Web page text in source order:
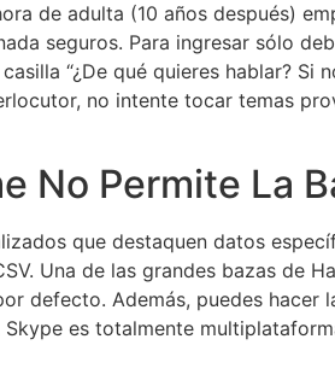
de adulta (10 años después)
seguros. Para ingresar sólo
“¿De qué quieres hablar? Si
no intente tocar temas
No Permite La
que destaquen datos
Una de las grandes bazas de
defecto. Además, puedes
es totalmente